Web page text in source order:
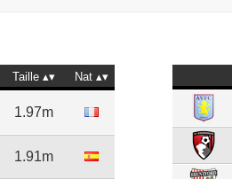
Taille Nat
1.97m
1.91m